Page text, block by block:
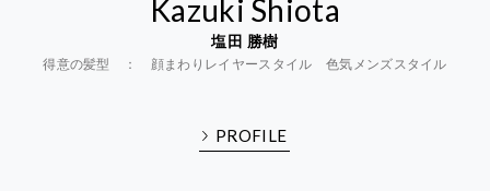
Kazuki Shiota
塩田 勝樹
得意の髪型 ： 顔まわりレイヤースタイル 色気メンズスタイル
PROFILE